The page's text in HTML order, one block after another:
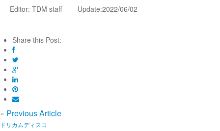
Editor: TDM staff Update:2022/06/02
Share this Post:
« Previous Article
ドリカムディスコ